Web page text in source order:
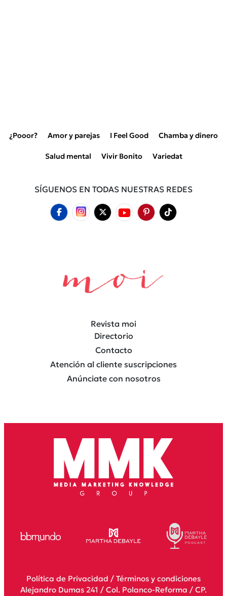
¿Pooor? Amor y parejas I Feel Good Chamba y dinero
Salud mental Vivir Bonito Variedat
SÍGUENOS EN TODAS NUESTRAS REDES
Revista moi
Directorio
Contacto
Atención al cliente suscripciones
Anúnciate con nosotros
Política de Privacidad / Términos y condiciones
Alejandro Dumas 241 / Col. Polanco-Reforma / CP.